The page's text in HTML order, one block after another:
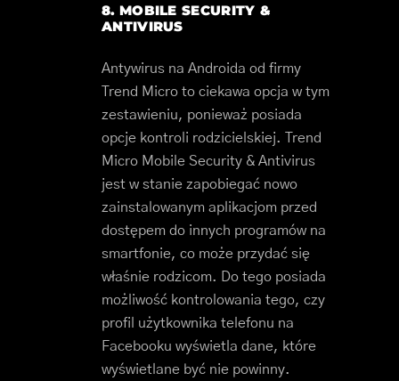
8. MOBILE SECURITY &
ANTIVIRUS
Antywirus na Androida od firmy
Trend Micro to ciekawa opcja w tym
zestawieniu, ponieważ posiada
opcje kontroli rodzicielskiej. Trend
Micro Mobile Security & Antivirus
jest w stanie zapobiegać nowo
zainstalowanym aplikacjom przed
dostępem do innych programów na
smartfonie, co może przydać się
właśnie rodzicom. Do tego posiada
możliwość kontrolowania tego, czy
profil użytkownika telefonu na
Facebooku wyświetla dane, które
wyświetlane być nie powinny.